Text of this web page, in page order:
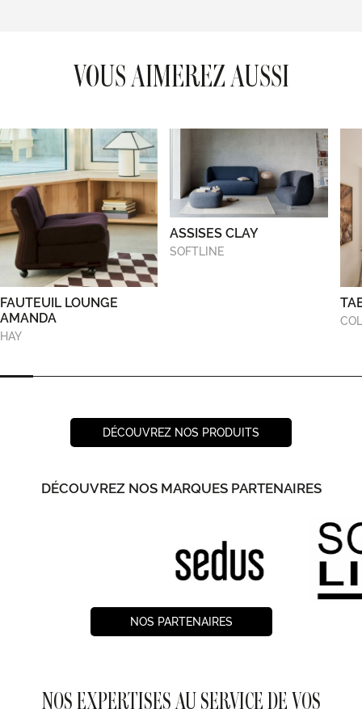
VOUS AIMEREZ AUSSI
FAUTEUIL LOUNGE
AMANDA
HAY
ASSISES CLAY
SOFTLINE
DÉCOUVREZ NOS PRODUITS
DÉCOUVREZ NOS MARQUES PARTENAIRES
NOS PARTENAIRES
NOS EXPERTISES AU SERVICE DE VOS